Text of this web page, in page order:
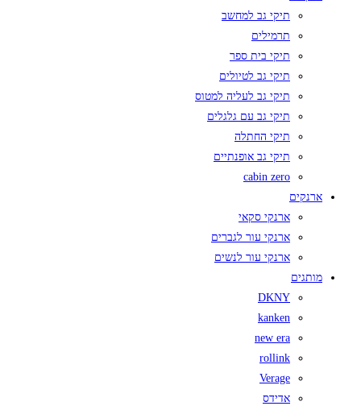
תיקי גב למחשב
תרמילים
תיקי בית ספר
תיקי גב לטיולים
תיקי גב לעליה למטוס
תיקי גב עם גלגלים
תיקי החתלה
תיקי גב אופנתיים
cabin zero
ארנקים
ארנקי סקאי
ארנקי עור לגברים
ארנקי עור לנשים
מותגים
DKNY
kanken
new era
rollink
Verage
אדידס